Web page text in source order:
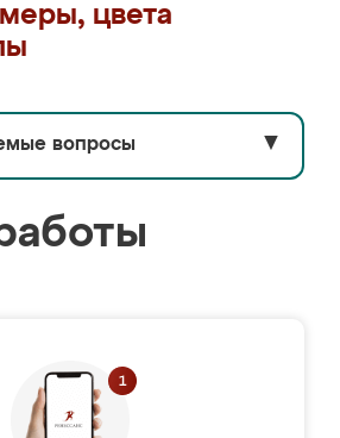
цвета
вопросы ▼